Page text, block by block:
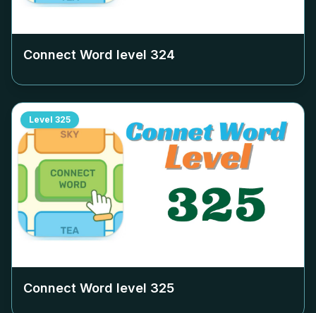
Connect Word level 324
Level 325
Connect Word level 325